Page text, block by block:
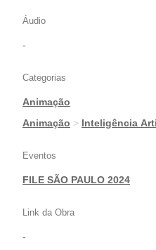
Áudio
-
Categorias
Animação
|Animação > Inteligência
Eventos
FILE SÃO PAULO 2024
Link da Obra
-